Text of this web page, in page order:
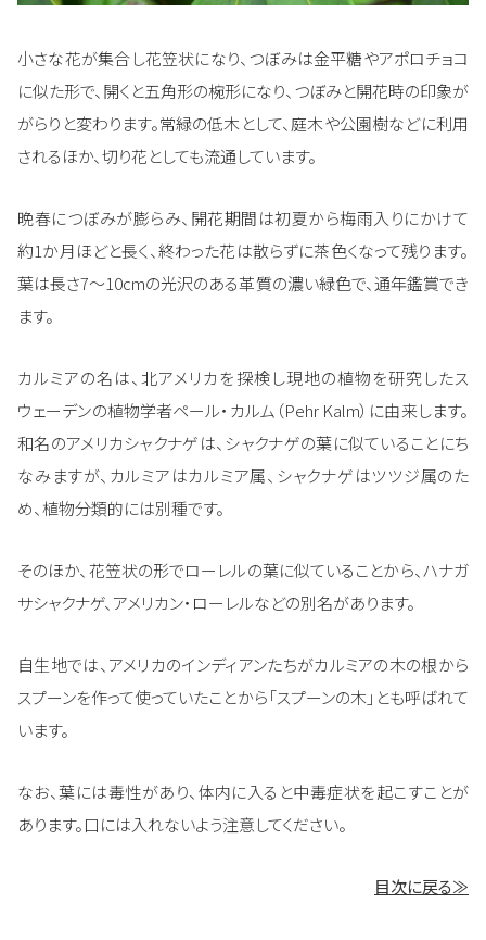
小さな花が集合し花笠状になり、つぼみは金平糖やアポロチョコ
に似た形で、開くと五角形の椀形になり、つぼみと開花時の印象が
がらりと変わります。常緑の低木として、庭木や公園樹などに利用
されるほか、切り花としても流通しています。
晩春につぼみが膨らみ、開花期間は初夏から梅雨入りにかけて
約1か月ほどと長く、終わった花は散らずに茶色くなって残ります。
葉は長さ7～10cmの光沢のある革質の濃い緑色で、通年鑑賞でき
ます。
カルミアの名は、北アメリカを探検し現地の植物を研究したス
ウェーデンの植物学者ペール・カルム（Pehr Kalm）に由来します。
和名のアメリカシャクナゲは、シャクナゲの葉に似ていることにち
なみますが、カルミアはカルミア属、シャクナゲはツツジ属のた
め、植物分類的には別種です。
そのほか、花笠状の形でローレルの葉に似ていることから、ハナガ
サシャクナゲ、アメリカン・ローレルなどの別名があります。
自生地では、アメリカのインディアンたちがカルミアの木の根から
スプーンを作って使っていたことから「スプーンの木」とも呼ばれて
います。
なお、葉には毒性があり、体内に入ると中毒症状を起こすことが
あります。口には入れないよう注意してください。
目次に戻る≫